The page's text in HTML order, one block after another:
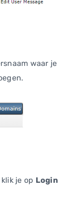
waar je
je op Login